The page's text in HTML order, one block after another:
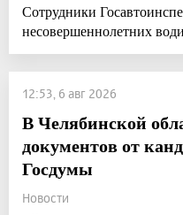
Сотрудники
несовершеннолетних
12:53, 6 авг 2026
В Челябинской
документов от
Госдумы
Новости